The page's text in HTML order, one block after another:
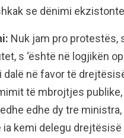
se dënimi
Nuk jam pro protestës,
s ‘është në logjikën
dalë në favor të
të mbrojtjes
edhe dy tre
ia kemi delegu